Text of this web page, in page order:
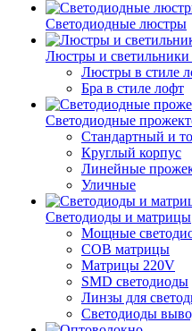
Светодиодные люстры
Люстры и светильники
Люстры в стиле
Бра в стиле лофт
Светодиодные
Стандартный и
Круглый корпус
Линейные
Уличные
Светодиоды и матрицы
Мощные
COB матрицы
Матрицы 220V
SMD светодиоды
Линзы для
Светодиоды